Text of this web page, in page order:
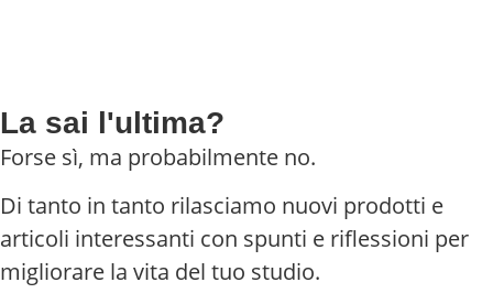
La sai l'ultima?
Forse sì, ma probabilmente no.
Di tanto in tanto rilasciamo nuovi prodotti e
articoli interessanti con spunti e riflessioni per
migliorare la vita del tuo studio.